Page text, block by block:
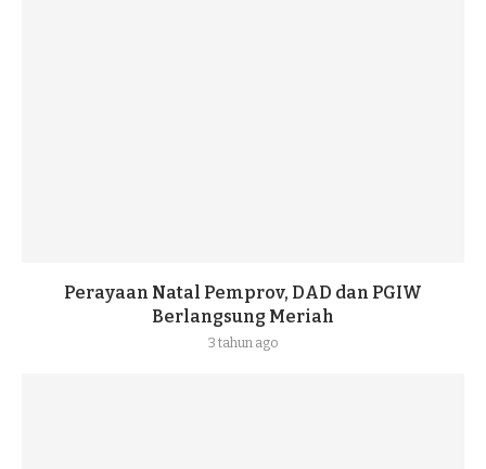
Perayaan Natal Pemprov, DAD dan PGIW
Berlangsung Meriah
3 tahun ago